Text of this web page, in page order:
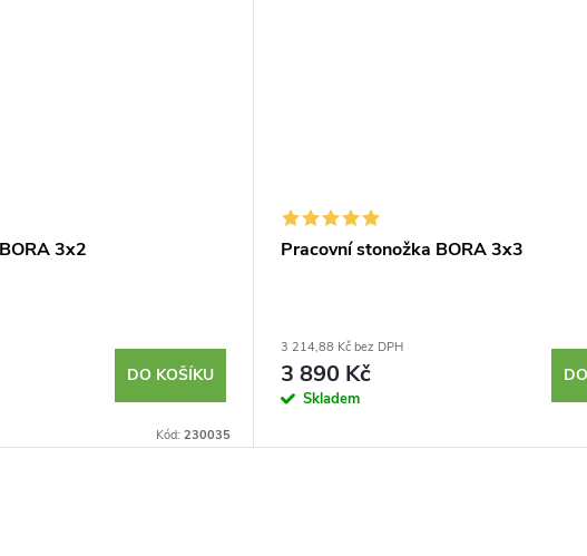
3x2
DO KOŠÍKU
Kód: 230035
Pracovní stonožka BORA 3x3
3 214,88 Kč bez DPH
3 890 Kč
Skladem